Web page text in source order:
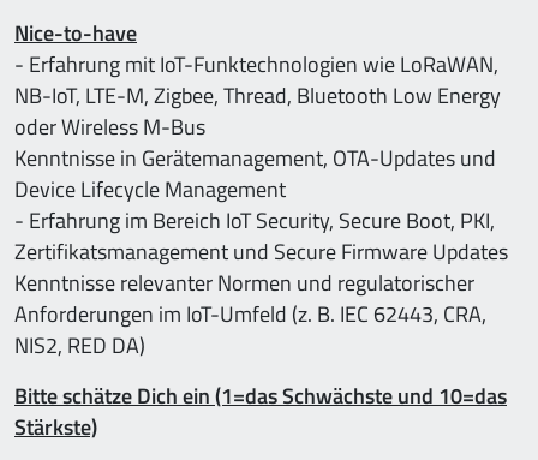
Nice-to-have
- Erfahrung mit IoT-Funktechnologien wie LoRaWAN,
NB-IoT, LTE-M, Zigbee, Thread, Bluetooth Low Energy
oder Wireless M-Bus
Kenntnisse in Gerätemanagement, OTA-Updates und
Device Lifecycle Management
- Erfahrung im Bereich IoT Security, Secure Boot, PKI,
Zertifikatsmanagement und Secure Firmware Updates
Kenntnisse relevanter Normen und regulatorischer
Anforderungen im IoT-Umfeld (z. B. IEC 62443, CRA,
NIS2, RED DA)
Bitte schätze Dich ein (1=das Schwächste und 10=das
Stärkste)